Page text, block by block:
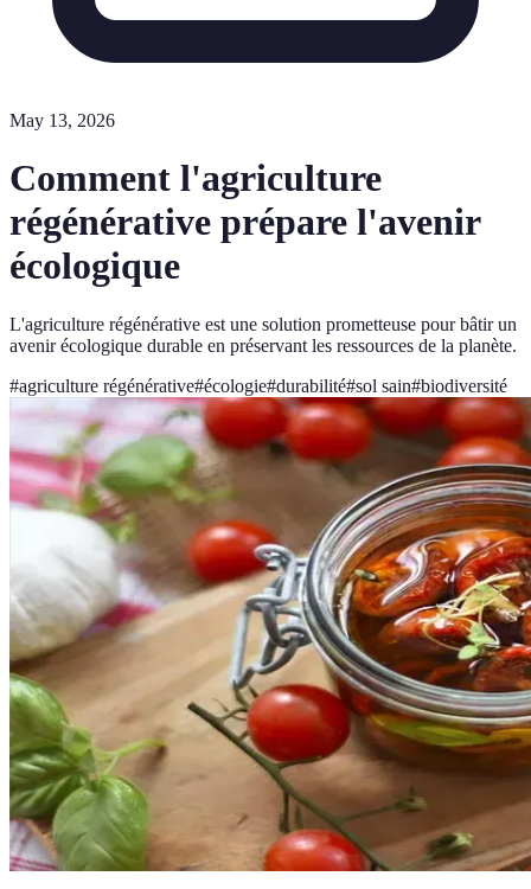
May 13, 2026
Comment l'agriculture
régénérative prépare l'avenir
écologique
L'agriculture régénérative est une solution prometteuse pour bâtir un
avenir écologique durable en préservant les ressources de la planète.
#agriculture régénérative#écologie#durabilité#sol sain#biodiversité